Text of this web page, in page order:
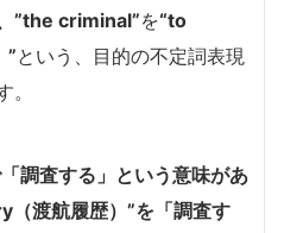
”the criminal”を“to
”という、目的の不定詞表現
調査する」という意味があ
渡航履歴）”を「調査す